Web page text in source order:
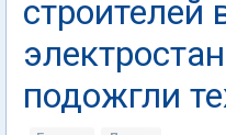
строителей
подожгли